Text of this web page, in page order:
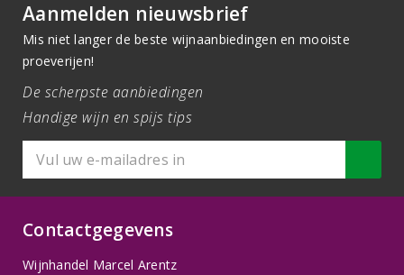
Aanmelden nieuwsbrief
Mis niet langer de beste wijnaanbiedingen en mooiste
proeverijen!
De scherpste aanbiedingen
Handige wijn en spijs tips
Contactgegevens
Wijnhandel Marcel Arentz